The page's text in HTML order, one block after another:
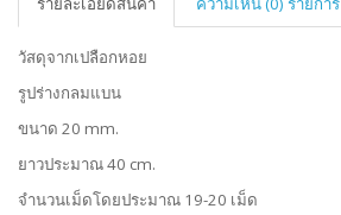
วัสดุจากเปลือกหอย
รูปร่างกลมแบน
ขนาด 20 mm.
ยาวประมาณ 40 cm.
จำนวนเม็ดโดยประมาณ 19-20 เม็ด